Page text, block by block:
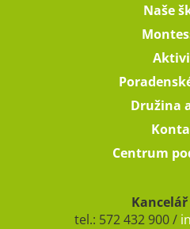
Naše
Družina
Centrum
tel.: 572 432 900 /